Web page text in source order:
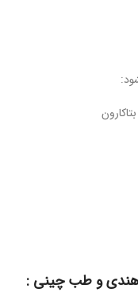
هندی و طب چینی :